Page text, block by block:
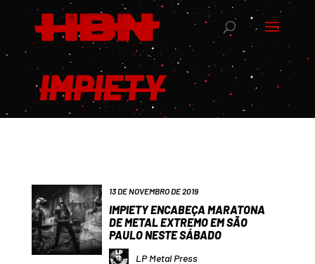
IMPIETY
13 DE NOVEMBRO DE 2019
IMPIETY ENCABEÇA MARATONA
DE METAL EXTREMO EM SÃO
PAULO NESTE SÁBADO
LP Metal Press